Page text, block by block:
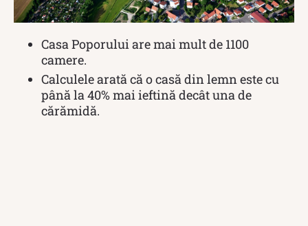
Casa Poporului are mai mult de 1100
camere.
Calculele arată că o casă din lemn este cu
până la 40% mai ieftină decât una de
cărămidă.